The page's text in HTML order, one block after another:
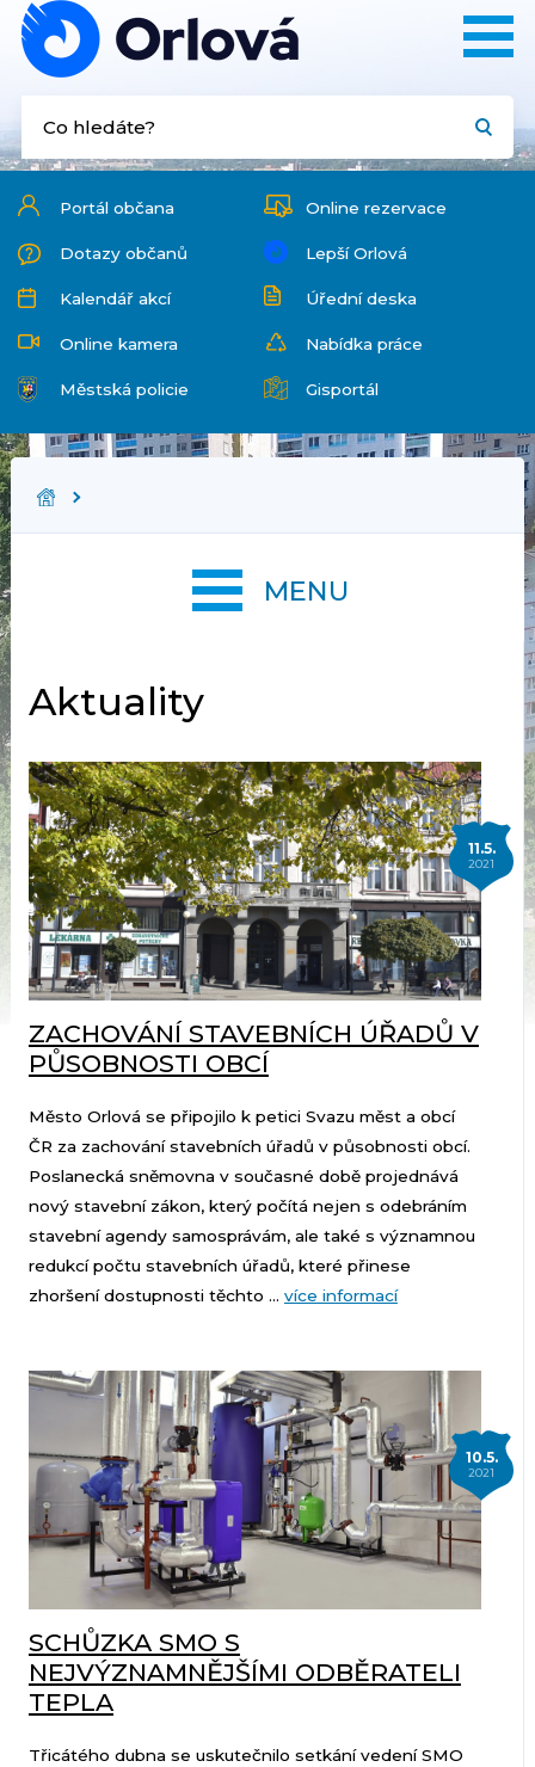
Portál občana Online rezervace
Dotazy občanů Lepší Orlová
Kalendář akcí Úřední deska
Online kamera Nabídka práce
Městská policie Gisportál
Aktuality
11.5.
2021
ZACHOVÁNÍ STAVEBNÍCH ÚŘADŮ V
PŮSOBNOSTI OBCÍ
Město Orlová se připojilo k petici Svazu měst a obcí
ČR za zachování stavebních úřadů v působnosti obcí.
Poslanecká sněmovna v současné době projednává
nový stavební zákon, který počítá nejen s odebráním
stavební agendy samosprávám, ale také s významnou
redukcí počtu stavebních úřadů, které přinese
zhoršení dostupnosti těchto ... více informací
10.5.
2021
SCHŮZKA SMO S
NEJVÝZNAMNĚJŠÍMI ODBĚRATELI
TEPLA
Třicátého dubna se uskutečnilo setkání vedení SMO
MENU